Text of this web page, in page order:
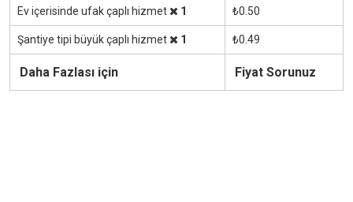
Ev içerisinde ufak çaplı hizmet 1 ₺0.50
Şantiye tipi büyük çaplı hizmet 1 ₺0.49
Daha Fazlası için Fiyat Sorunuz